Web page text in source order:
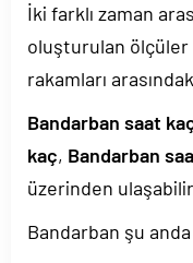
İki farklı zaman
oluşturulan ölçüler
rakamları
Bandarban saat
kaç, Bandarban
üzerinden
Bandarban şu